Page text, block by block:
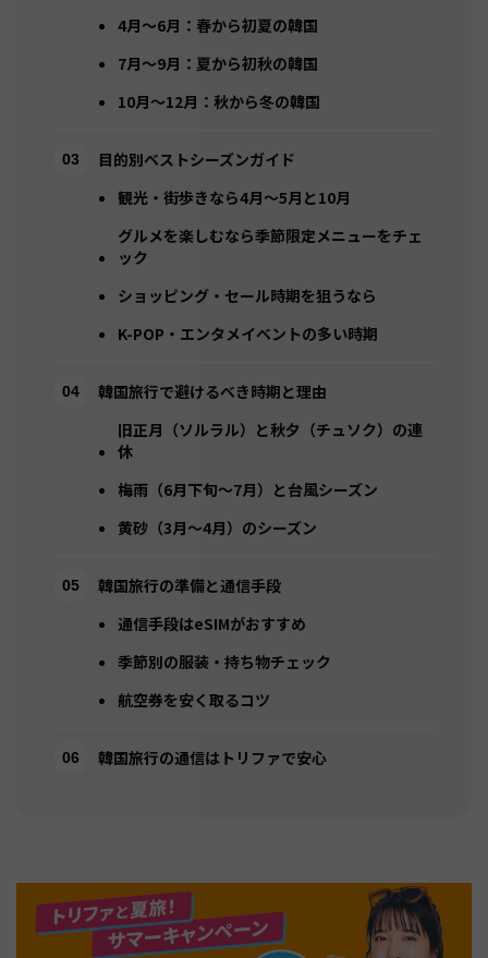
4月〜6月：春から初夏の韓国
7月〜9月：夏から初秋の韓国
10月〜12月：秋から冬の韓国
目的別ベストシーズンガイド
観光・街歩きなら4月〜5月と10月
グルメを楽しむなら季節限定メニューをチェ
ック
ショッピング・セール時期を狙うなら
K-POP・エンタメイベントの多い時期
韓国旅行で避けるべき時期と理由
旧正月（ソルラル）と秋夕（チュソク）の連
休
梅雨（6月下旬〜7月）と台風シーズン
黄砂（3月〜4月）のシーズン
韓国旅行の準備と通信手段
通信手段はeSIMがおすすめ
季節別の服装・持ち物チェック
航空券を安く取るコツ
韓国旅行の通信はトリファで安心